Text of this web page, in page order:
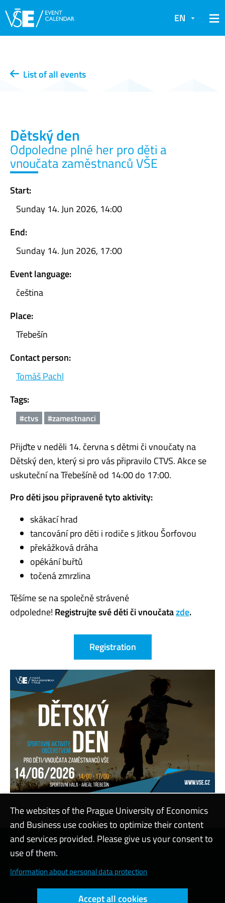
EN
List of all events
Dětský den
Odpoledne plné her pro děti a
vnoučata zaměstnanců VŠE
Start:
Sunday 14. Jun 2026, 14:00
End:
Sunday 14. Jun 2026, 17:00
Event language:
čeština
Place:
Třebešín
Contact person:
Tomáš Pachl
Tags:
#ctvs #zamestnanci
Přijďte v neděli 14. června s dětmi či vnoučaty na
Dětský den, který si pro vás připravilo CTVS. Akce se
uskuteční na Třebešíně od 14:00 do 17:00.
Pro děti jsou připravené tyto aktivity:
skákací hrad
tancování pro děti i rodiče s Jitkou Šorfovou
překážková dráha
opékání buřtů
točená zmrzlina
Těšíme se na společně strávené
odpoledne! Registrujte své děti či vnoučatazde.
Registration
Contact support
Cookie settings
The websites of the Prague University of Economics
and Business use cookies to optimize their content
and services provided. Please give us your consent to
use of them.
Information about personal data protection
Accept all cookies